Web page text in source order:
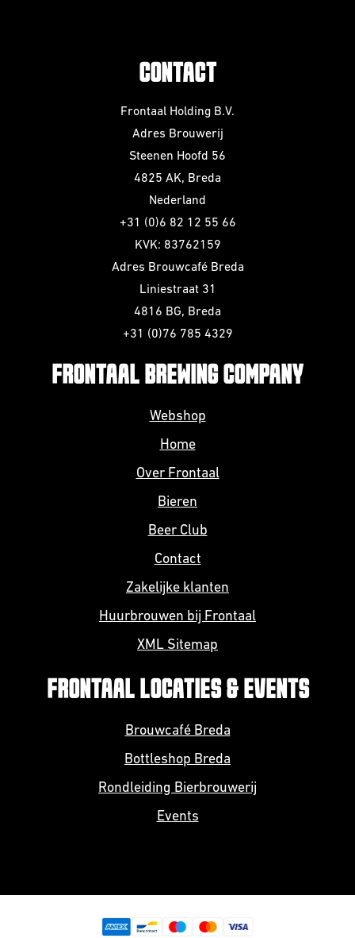
CONTACT
Frontaal Holding B.V.
Adres Brouwerij
Steenen Hoofd 56
4825 AK, Breda
Nederland
+31 (0)6 82 12 55 66
KVK: 83762159
Adres Brouwcafé Breda
Liniestraat 31
4816 BG, Breda
+31 (0)76 785 4329
FRONTAAL BREWING COMPANY
Webshop
Home
Over Frontaal
Bieren
Beer Club
Contact
Zakelijke klanten
Huurbrouwen bij Frontaal
XML Sitemap
FRONTAAL LOCATIES & EVENTS
Brouwcafé Breda
Bottleshop Breda
Rondleiding Bierbrouwerij
Events